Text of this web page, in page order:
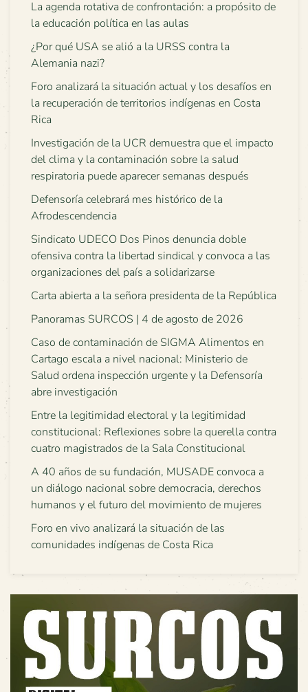
La agenda rotativa de confrontación: a propósito de
la educación política en las aulas
¿Por qué USA se alió a la URSS contra la
Alemania nazi?
Foro analizará la situación actual y los desafíos en
la recuperación de territorios indígenas en Costa
Rica
Investigación de la UCR demuestra que el impacto
del clima y la contaminación sobre la salud
respiratoria puede aparecer semanas después
Defensoría celebrará mes histórico de la
Afrodescendencia
Sindicato UDECO Dos Pinos denuncia doble
ofensiva contra la libertad sindical y convoca a las
organizaciones del país a solidarizarse
Carta abierta a la señora presidenta de la República
Panoramas SURCOS | 4 de agosto de 2026
Caso de contaminación de SIGMA Alimentos en
Cartago escala a nivel nacional: Ministerio de
Salud ordena inspección urgente y la Defensoría
abre investigación
Entre la legitimidad electoral y la legitimidad
constitucional: Reflexiones sobre la querella contra
cuatro magistrados de la Sala Constitucional
A 40 años de su fundación, MUSADE convoca a
un diálogo nacional sobre democracia, derechos
humanos y el futuro del movimiento de mujeres
Foro en vivo analizará la situación de las
comunidades indígenas de Costa Rica